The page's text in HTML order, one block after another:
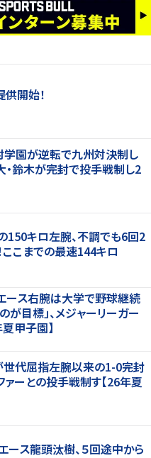
開始！
学園が逆転で九州対決制し
・鈴木が完封で投手戦制し2
150キロ左腕、不調でも6回2
こまでの最速144キロ
ス右腕は大学で野球継続
が目標」、メジャーリーガー
甲子園】
世代屈指左腕以来の1-0完封
ァーとの投手戦制す【26年夏
ース龍頭汰樹、５回途中から